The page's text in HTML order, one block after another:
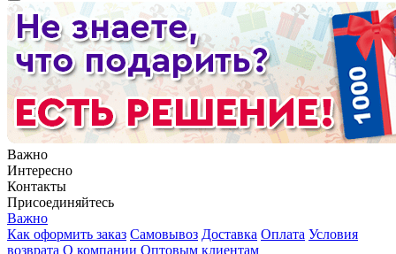
Важно
Интересно
Контакты
Присоединяйтесь
Важно
Как оформить заказ Самовывоз Доставка Оплата Условия
возврата О компании Оптовым клиентам